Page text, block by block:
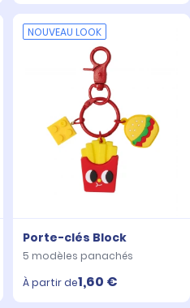
NOUVEAU LOOK
Porte-clés Block
5 modèles panachés
À partir de1,60 €